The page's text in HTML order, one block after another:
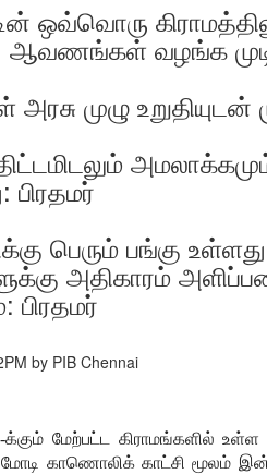
ஒவ்வொரு
ஆவணங்கள் வழங்க
முழு உறுதியுடன்
பிரதமர்
பெரும் பங்கு
அதிகாரம்
by PIB Chennai
க்கும் மேற்பட்ட கிராமங்களில் உள்ள
மோடி காணொலிக் காட்சி மூலம்